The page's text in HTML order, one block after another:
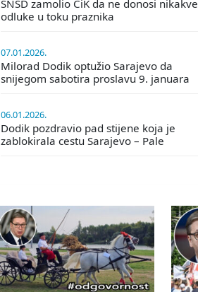
SNSD zamolio CiK da ne donosi nikakve
odluke u toku praznika
07.01.2026.
Milorad Dodik optužio Sarajevo da
snijegom sabotira proslavu 9. januara
06.01.2026.
Dodik pozdravio pad stijene koja je
zablokirala cestu Sarajevo – Pale